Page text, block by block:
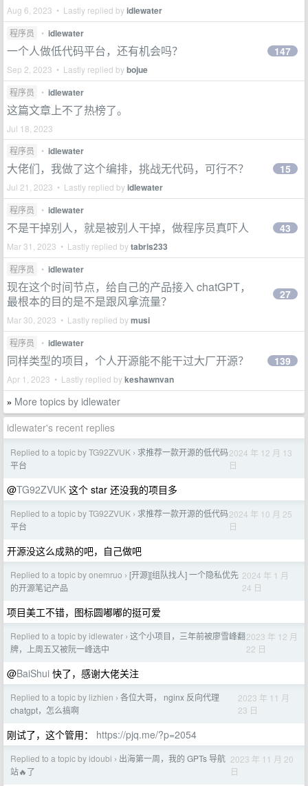
Aug 6, 2023 • Lastly replied byidlewater
程序员 • idlewater
一个人做低代码平台，还有机会吗？
Sep 2, 2023 • Lastly replied bybojue
147
程序员 • idlewater
这篇文章上不了热榜了。
Jul 18, 2023
程序员
• idlewater
大佬们，我做了这个编排，挑战无代码，可行不？
Jul 21, 2023 • Lastly replied byidlewater
15
程序员 • idlewater
不是干掉别人，就是被别人干掉，做程序员真吓人
Mar 31, 2023 • Lastly replied bytabris233
43
程序员 • idlewater
现在这个时间节点，给自己的产品接入 chatGPT，
最根本的目的是不是跟风拿流量？
Mar 30, 2023 • Lastly replied bymusi
27
程序员 • idlewater
同样类型的项目，个人开源能不能干过大厂开源？
Apr 1, 2023 • Lastly replied bykeshawnvan
139
» More topics by idlewater
idlewater's recent replies
Replied to a topic by TG92ZVUK › 求推荐一款开源的低代码
平台
2024 年 12 月 13
日
@TG92ZVUK 这个 star 还没我的项目多
Replied to a topic by TG92ZVUK › 求推荐一款开源的低代码
平台
2024 年 10 月 25
日
开源没这么成熟的吧，自己做吧
Replied to a topic by onemruo › [开源][组队找人] 一个隐私优先
的开源笔记产品
2024 年 1 月
24 日
项目美工不错，图标圆嘟嘟的挺可爱
Replied to a topic by idlewater › 这个小项目，三年前被廖雪峰翻
牌，上周五又被阮一峰选中
2023 年 12 月
22 日
@BaiShui 快了，感谢大佬关注
Replied to a topic by lizhien › 各位大哥， nginx 反向代理
chatgpt，怎么搞啊
2023 年 11 月
23 日
刚试了，这个管用： https://pjq.me/?p=2054
Replied to a topic by idoubi › 出海第一周，我的 GPTs 导航
站🔥了
2023 年 11 月 20
日